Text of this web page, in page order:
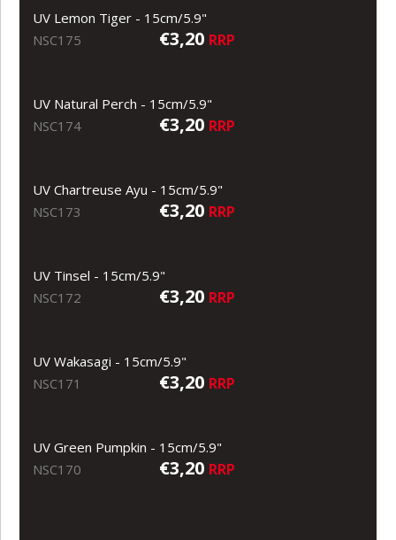
UV Lemon Tiger - 15cm/5.9"
NSC175
€3,20 RRP
UV Natural Perch - 15cm/5.9"
NSC174
€3,20 RRP
UV Chartreuse Ayu - 15cm/5.9"
NSC173
€3,20 RRP
UV Tinsel - 15cm/5.9"
NSC172
€3,20 RRP
UV Wakasagi - 15cm/5.9"
NSC171
€3,20 RRP
UV Green Pumpkin - 15cm/5.9"
NSC170
€3,20 RRP